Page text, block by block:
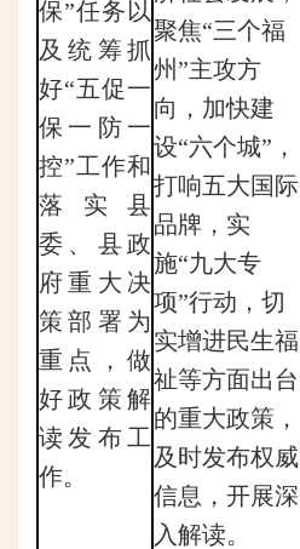
保”任务以
及统筹抓
好“五促一
保一防一
控”工作和
落实县
委、县政
府重大决
策部署为
重点，做
好政策解
读发布工
作。
聚焦“三个福
州”主攻方
向，加快建
设“六个城”，
打响五大国际
品牌，实
施“九大专
项”行动，切
实增进民生福
祉等方面出台
的重大政策，
及时发布权威
信息，开展深
入解读。